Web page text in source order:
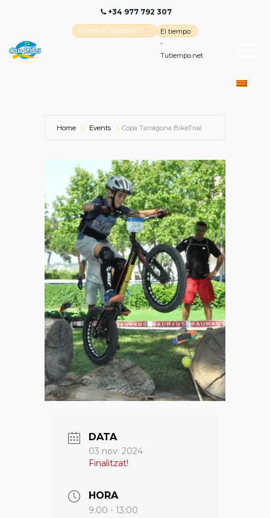
+34 977 792 307
Cambrils Webcam
El tiempo
-
Tutiempo.net
Home Events Copa Tarragona BikeTrial
DATA
03 nov. 2024
Finalitzat!
HORA
9:00 - 13:00